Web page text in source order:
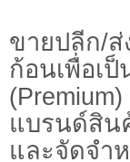
ขายปลีก/
ก้อนเพื่อ
แบรนด์สิน
และจัดจ